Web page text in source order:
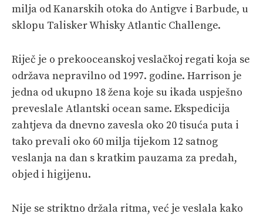
milja od Kanarskih otoka do Antigve i Barbude, u
sklopu Talisker Whisky Atlantic Challenge.
Riječ je o prekooceanskoj veslačkoj regati koja se
održava nepravilno od 1997. godine. Harrison je
jedna od ukupno 18 žena koje su ikada uspješno
preveslale Atlantski ocean same. Ekspedicija
zahtjeva da dnevno zavesla oko 20 tisuća puta i
tako prevali oko 60 milja tijekom 12 satnog
veslanja na dan s kratkim pauzama za predah,
objed i higijenu.
Nije se striktno držala ritma, već je veslala kako